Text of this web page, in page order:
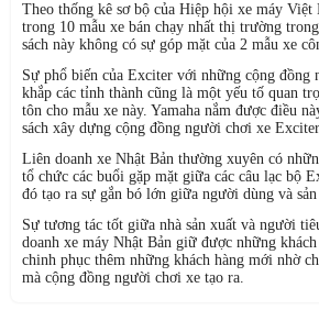
Theo thống kê sơ bộ của Hiệp hội xe máy
trong 10 mẫu xe bán chạy nhất thị trường
sách này không có sự góp mặt của 2 mẫu xe
Sự phổ biến của Exciter với những cộng đồng
khắp các tỉnh thành cũng là một yếu tố quan
tôn cho mẫu xe này. Yamaha nắm được điều
sách xây dựng cộng đồng người chơi xe
Liên doanh xe Nhật Bản thường xuyên có
tổ chức các buổi gặp mặt giữa các câu lạc bộ
đó tạo ra sự gắn bó lớn giữa người dùng và
Sự tương tác tốt giữa nhà sản xuất và người
doanh xe máy Nhật Bản giữ được những
chinh phục thêm những khách hàng mới nhờ
mà cộng đồng người chơi xe tạo ra.